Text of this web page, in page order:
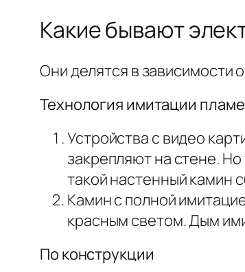
Какие бывают
Они делятся в зависимости
Технология имитации
Устройства с видео
закрепляют на стене.
такой настенный камин
Камин с полной
красным светом. Дым
По конструкции